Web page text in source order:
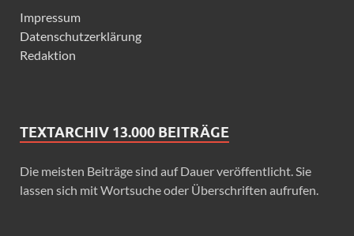
Impressum
Datenschutzerklärung
Redaktion
TEXTARCHIV 13.000 BEITRÄGE
Die meisten Beiträge sind auf Dauer veröffentlicht. Sie
lassen sich mit Wortsuche oder Überschriften aufrufen.